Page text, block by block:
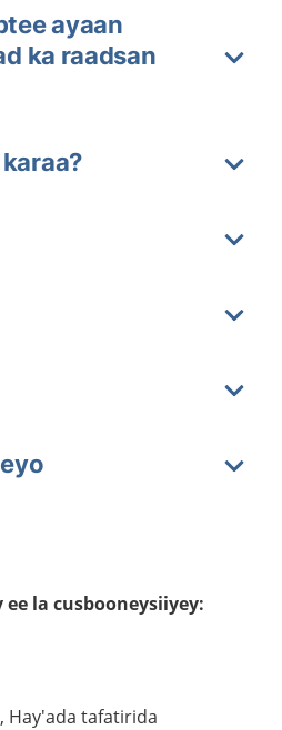
ayaan
ka raadsan
la cusbooneysiiyey:
Hay'ada tafatirida